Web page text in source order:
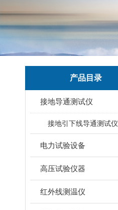
产品目录
接地导通测试仪
接地引下线导通测试仪
电力试验设备
高压试验仪器
红外线测温仪